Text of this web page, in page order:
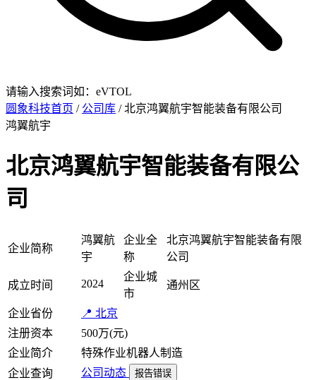
请输入搜索词如：eVTOL
圆象科技首页 / 公司库 / 北京鸿翼航宇智能装备有限公司
鸿翼航宇
北京鸿翼航宇智能装备有限公
司
企业简称
鸿翼航
宇
企业全
称
北京鸿翼航宇智能装备有限
公司
成立时间 2024
企业城
市
通州区
企业省份
📍 北京
注册资本
500万(元)
企业简介
特殊作业机器人制造
企业查询
公司动态 报告错误